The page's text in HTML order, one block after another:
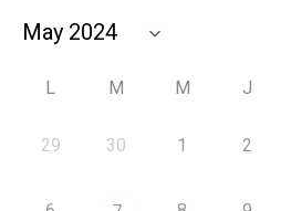
L M M J
29 30 1 2